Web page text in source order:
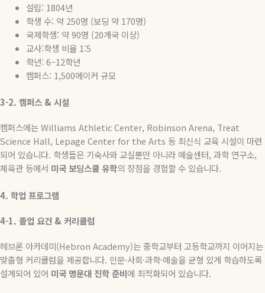
설립: 1804년
학생 수: 약250명 (보딩 약170명)
국제학생: 약90명 (20개국 이상)
교사:학생 비율1:5
학년: 6–12학년
캠퍼스: 1,500에이커 규모
3-2. 캠퍼스 &시설
캠퍼스에는Williams Athletic Center, Robinson Arena, Treat
Science Hall, Lepage Center for the Arts 등 최신식 교육시설이 마련
되어 있습니다. 학생들은 기숙사와 교실뿐만 아니라 예술센터, 과학 연구소,
체육관 등에서 미국 보딩스쿨유학의 장점을 경험할수 있습니다.
4. 학업 프로그램
4-1. 졸업 요건 & 커리큘럼
헤브론 아카데미(Hebron Academy)는 중학교부터 고등학교까지 이어지는
맞춤형 커리큘럼을 제공합니다. 인문·사회·과학·예술을 균형 있게 학습하도록
설계되어 있어 미국 명문대 진학준비에 최적화되어 있습니다.